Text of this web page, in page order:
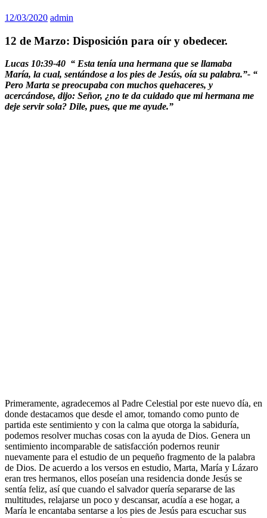
12/03/2020 admin
12 de Marzo: Disposición para oír y obedecer.
Lucas 10:39-40 “ Esta tenía una hermana que se llamaba
María, la cual, sentándose a los pies de Jesús, oía su palabra.”- “
Pero Marta se preocupaba con muchos quehaceres, y
acercándose, dijo: Señor, ¿no te da cuidado que mi hermana me
deje servir sola? Dile, pues, que me ayude.”
Primeramente, agradecemos al Padre Celestial por este nuevo día, en
donde destacamos que desde el amor, tomando como punto de
partida este sentimiento y con la calma que otorga la sabiduría,
podemos resolver muchas cosas con la ayuda de Dios. Genera un
sentimiento incomparable de satisfacción podernos reunir
nuevamente para el estudio de un pequeño fragmento de la palabra
de Dios. De acuerdo a los versos en estudio, Marta, María y Lázaro
eran tres hermanos, ellos poseían una residencia donde Jesús se
sentía feliz, así que cuando el salvador quería separarse de las
multitudes, relajarse un poco y descansar, acudía a ese hogar, a
María le encantaba sentarse a los pies de Jesús para escuchar sus